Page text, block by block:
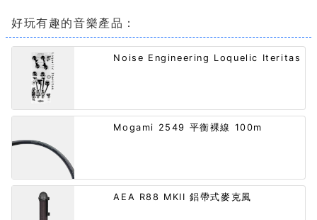
好玩有趣的音樂產品：
Noise Engineering Loquelic Iteritas
Mogami 2549 平衡裸線 100m
AEA R88 MKII 鋁帶式麥克風